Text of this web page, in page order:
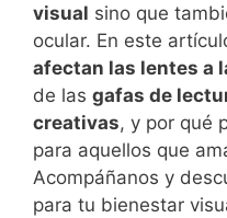
visual sino que
ocular. En este
afectan las lentes a
de las gafas de
creativas, y por qué
para aquellos que
Acompáñanos y
para tu bienestar